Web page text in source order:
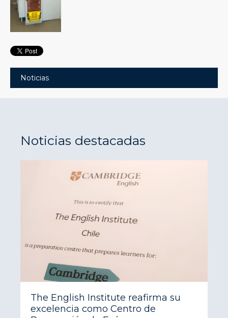
Noticias
Noticias destacadas
The English Institute reafirma su
excelencia como Centro de